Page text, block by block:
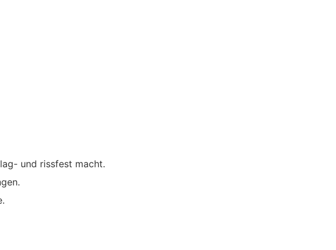
und rissfest macht.